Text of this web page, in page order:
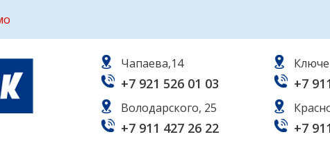
Чапаева,14
+7 921 526 01 03
Володарского, 25
+7 911 427 26 22
+7
+7